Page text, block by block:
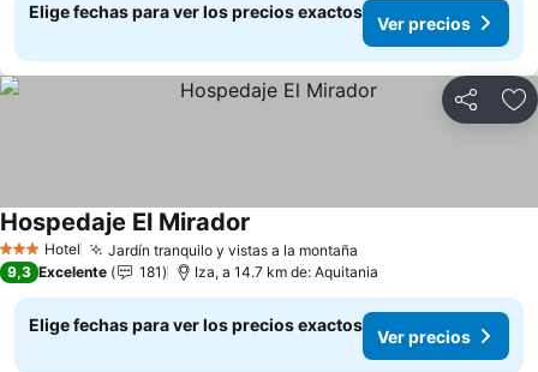
Elige fechas para ver los precios exactos
Ver precios
Compartir
3 Estrellas
Hotel Jardín tranquilo y vistas a la montaña
Hospedaje El Mirador
9,3 Excelente 181 Iza, a 14.7 km de: Aquitania
Elige fechas para ver los precios exactos
Ver precios